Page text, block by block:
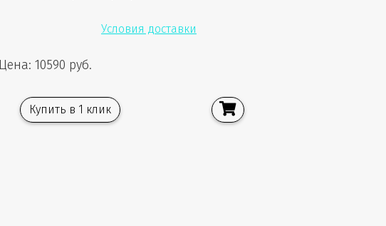
Условия доставки
Цена: 10590 руб.
Купить в 1 клик